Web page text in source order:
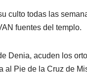
culto todas las
fuentes del templo.
Denia, acuden los
Pie de la Cruz de